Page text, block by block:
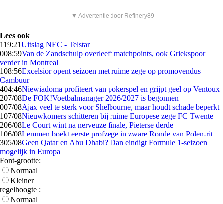
▼ Advertentie door Refinery89
Lees ook
119:21Uitslag NEC - Telstar
008:59Van de Zandschulp overleeft matchpoints, ook Griekspoor
verder in Montreal
108:56Excelsior opent seizoen met ruime zege op promovendus
Cambuur
404:46Niewiadoma profiteert van pokerspel en grijpt geel op Ventoux
207/08De FOK!Voetbalmanager 2026/2027 is begonnen
007/08Ajax veel te sterk voor Shelbourne, maar houdt schade beperkt
107/08Nieuwkomers schitteren bij ruime Europese zege FC Twente
206/08Le Court wint na nerveuze finale, Pieterse derde
106/08Lemmen boekt eerste profzege in zware Ronde van Polen-rit
305/08Geen Qatar en Abu Dhabi? Dan eindigt Formule 1-seizoen
mogelijk in Europa
Font-grootte:
Normaal
Kleiner
regelhoogte :
Normaal